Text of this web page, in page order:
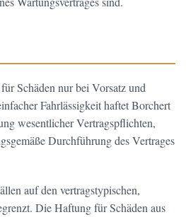
Schäden nur bei Vorsatz und
Fahrlässigkeit haftet Borchert
wesentlicher Vertragspflichten,
Durchführung des Vertrages
auf den vertragstypischen,
Die Haftung für Schäden aus